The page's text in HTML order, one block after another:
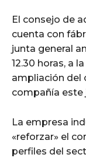
El consejo de
cuenta con
junta general
12.30 horas, a
ampliación del
compañía este
La empresa
«reforzar» el
perfiles del